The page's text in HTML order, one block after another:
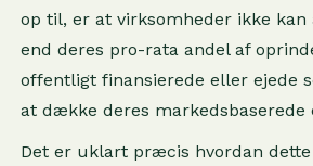
op til, er at virksomheder ikke kan
end deres pro-rata andel af
offentligt finansierede eller ejede
at dække deres markedsbaserede
Det er uklart præcis hvordan dette